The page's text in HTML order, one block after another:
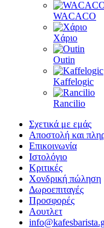
WACACO
Χάριο
Outin
Kaffelogic
Rancilio
Σχετικά με εμάς
Αποστολή και
Επικοινωνία
Ιστολόγιο
Κριτικές
Χονδρική πώληση
Δωροεπιταγές
Προσφορές
Αουτλετ